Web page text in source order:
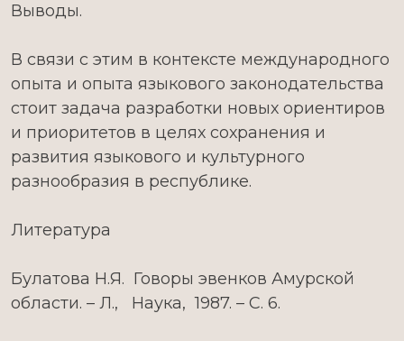
Выводы.
В связи с этим в контексте международного
опыта и опыта языкового законодательства
стоит задача разработки новых ориентиров
и приоритетов в целях сохранения и
развития языкового и культурного
разнообразия в республике.
Литература
Булатова Н.Я. Говоры эвенков Амурской
области. – Л., Наука, 1987. – С. 6.